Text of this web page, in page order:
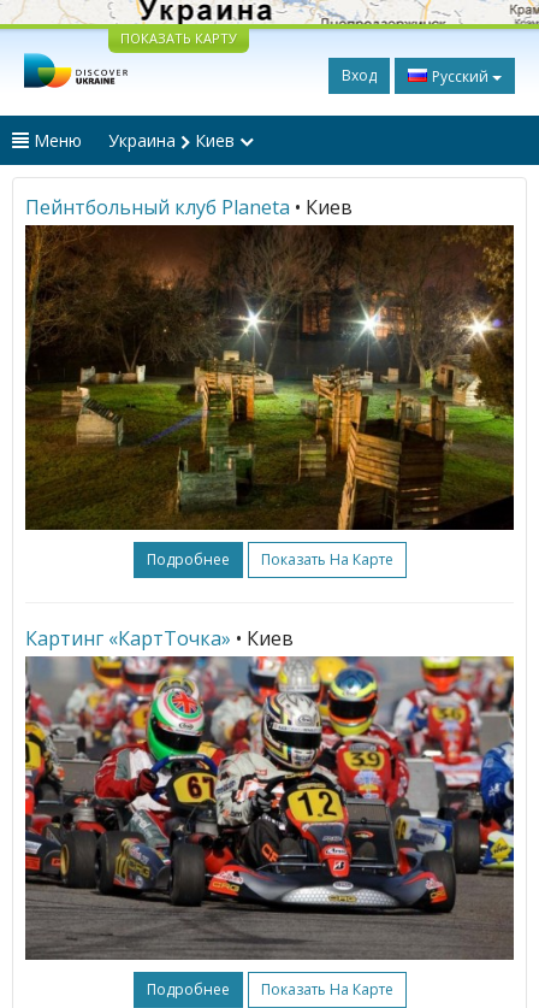
ПОКАЗАТЬ КАРТУ
Вход Русский
Меню Украина Киев
Пейнтбольный клуб Planeta • Киев
Подробнее Показать На Карте
Картинг «КартТочка» • Киев
Подробнее Показать На Карте